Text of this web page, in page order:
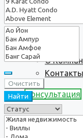
О нас
О
Контакты
Консультация
Очистить
Найти